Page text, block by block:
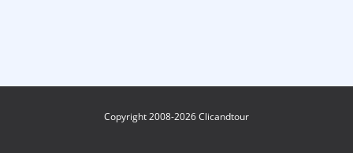
Copyright 2008-2026 Clicandtour